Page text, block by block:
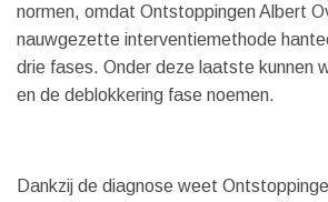
normen, omdat Ontstoppingen Albert
nauwgezette interventiemethode
drie fases. Onder deze laatste kunnen
en de deblokkering fase noemen.
Dankzij de diagnose weet